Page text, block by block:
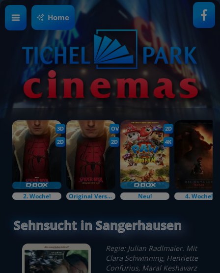
Home
3D
2D
2. Woche!
OV
2D
Original Versions
2D
4K
Neu! 4. Woche!
Sehnsucht in Sangerhausen
Regie: Julian Radlmaier. Mit
Clara Schwinning, Henriette
Confurius, Maral Keshavarz